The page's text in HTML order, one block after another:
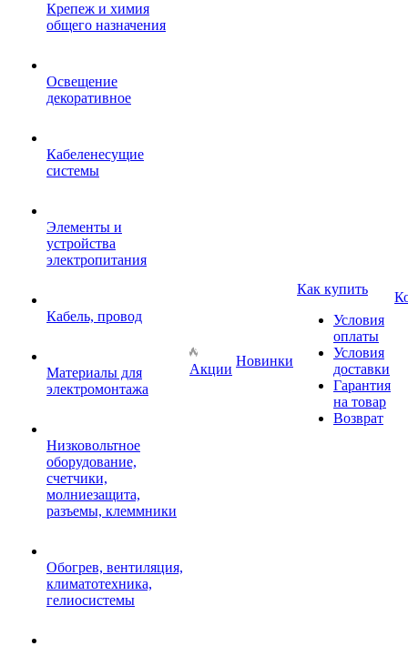
Крепеж и химия
общего назначения
Освещение
декоративное
Кабеленесущие
системы
Элементы и
устройства
электропитания
Кабель, провод
Материалы для
электромонтажа
Низковольтное
оборудование,
счетчики,
молниезащита,
разъемы, клеммники
Обогрев, вентиляция,
климатотехника,
гелиосистемы
Акции
Новинки
Как купить
Условия
оплаты
Условия
доставки
Гарантия
на товар
Возврат